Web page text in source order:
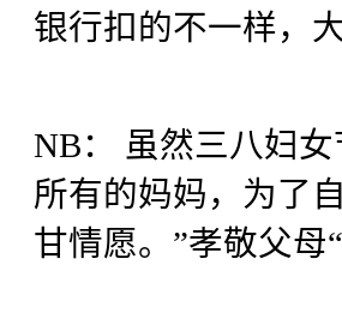
银行扣的不一样，
NB： 虽然三八妇
所有的妈妈，为了
甘情愿。”孝敬父